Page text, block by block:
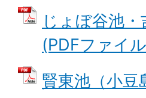
じょぼ谷池
(PDFファイ
賢東池（小豆